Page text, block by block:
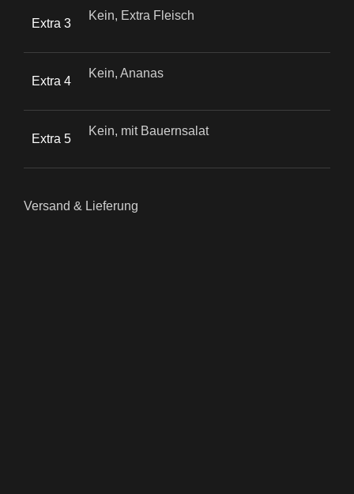
Extra 3
Kein, Extra Fleisch
Extra 4
Kein, Ananas
Extra 5
Kein, mit Bauernsalat
Versand & Lieferung